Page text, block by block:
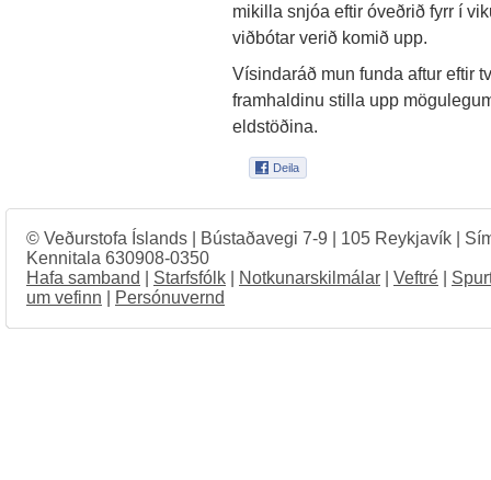
mikilla snjóa eftir óveðrið fyrr í
viðbótar verið komið upp.
Vísindaráð mun funda aftur eftir
framhaldinu stilla upp
eldstöðina.
© Veðurstofa Íslands | Bústaðavegi 7-9 | 105 Reykjavík |
Kennitala 630908-0350
Hafa samband
Starfsfólk Notkunarskilmálar Veftré
um vefinn
Persónuvernd